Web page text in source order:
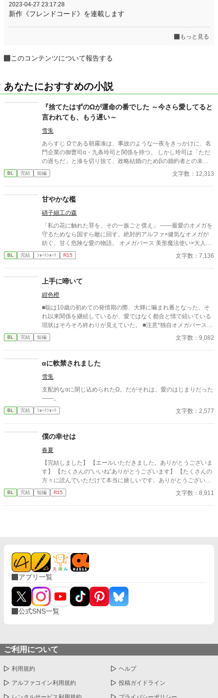
2023-04-27 23:17:28
新作《フレンドコード》を連載します
もっと見る
このコンテンツについて報告する
あなたにおすすめの小説
『捨てたはずのΩが運命の番でした ～今さら愛してると
言われても、もう遅い～
雪兎
あらすじ Ωである朝霧湊は、事故のような一夜をきっかけに、名
門企業の御曹司α・九条玲司と関係を持つ。 しかし玲司は「ただ
の過ちだ」と湊を切り捨て、政略結婚のためβの婚約者との未来
を選んだ。 深く傷ついた湊は、彼の前から姿を消す。 数か月後―
―。 湊の身体は、これまで誰も知らなかった希少な『遅咲きΩ』
たと知る。 「戻ってきてくれ」 今さら必死に追いかけてくる玲
司。 だが湊の隣には、自分を支え続けてくれた医師のα・神崎伊
織がいた。 「あなたは俺を捨てたでしょう」 後悔に苦しむα、執
着する第二のα、そして希少Ωを巡る陰謀。 もう二度と傷つきた
くないΩが最後に選ぶ相手とは――。 捨てた側の後悔と執着が加
速する、すれ違いオメガバースBL。
BL 完結 短編 文字数：12,313
甘やかな檻
硝子細工の森
「私の花に触れた罪を、その一族ごと償え」 ――最愛のオメガを
守るためなら国すら敵に回す。絶対的アルファ×健気なオメガが
紡ぐ、甘く危険な愛の物語。 オメガバース 美形魔法使い×大人し
い異世界転移者元司書 魔法世界×獣人世界
BL 完結 ｼｮｰﾄｼｮｰﾄ R15 文字数：7,136
上手に啼いて
紺色橙
■聡は10歳の初めての発情期の際、大輝に噛まれ番となった。そ
れ以来関係を継続しているが、愛ではなく都合と情で続いている
現状はそろそろ終わりが見えていた。 ■注意*独自オメガバース設
定。■『それは愛か本能か』と同じ世界設定です。関係は一切な
し。
BL 完結 短編 文字数：9,082
αに軟禁されました
雪兎
支配的なαに閉じ込められたΩ。だがそれは、愛のはじまりだった
――。
BL 完結 ｼｮｰﾄｼｮｰﾄ 文字数：2,577
僕の幸せは
春夏
【完結しました】 【エールいただきました。ありがとうございま
す】 【たくさんの“いいね”ありがとうございます】 【たくさんの
方々に読んでいただけて本当に嬉しいです。ありがとうございま
す！】 恋人に捨てられた悠の心情。 話は別れから始まります。全
編が悠の視点です。
BL 完結 短編 R15 文字数：8,911
アプリ一覧
公式SNS一覧
ご利用について
利用規約 ヘルプ
アルファコイン利用規約 投稿ガイドライン